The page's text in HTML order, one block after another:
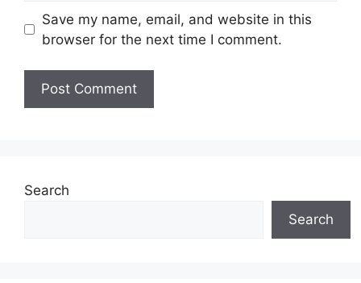
Save my name, email, and website in this
browser for the next time I comment.
Search
Search